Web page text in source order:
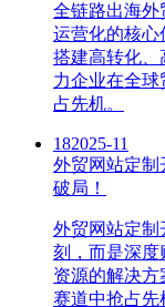
全链路出海外
运营化的核心
搭建高转化、
力企业在全
占先机。
182025-11
外贸网站定制
破局！
外贸网站定制
刻，而是深度
资源的解决
赛道中抢占先